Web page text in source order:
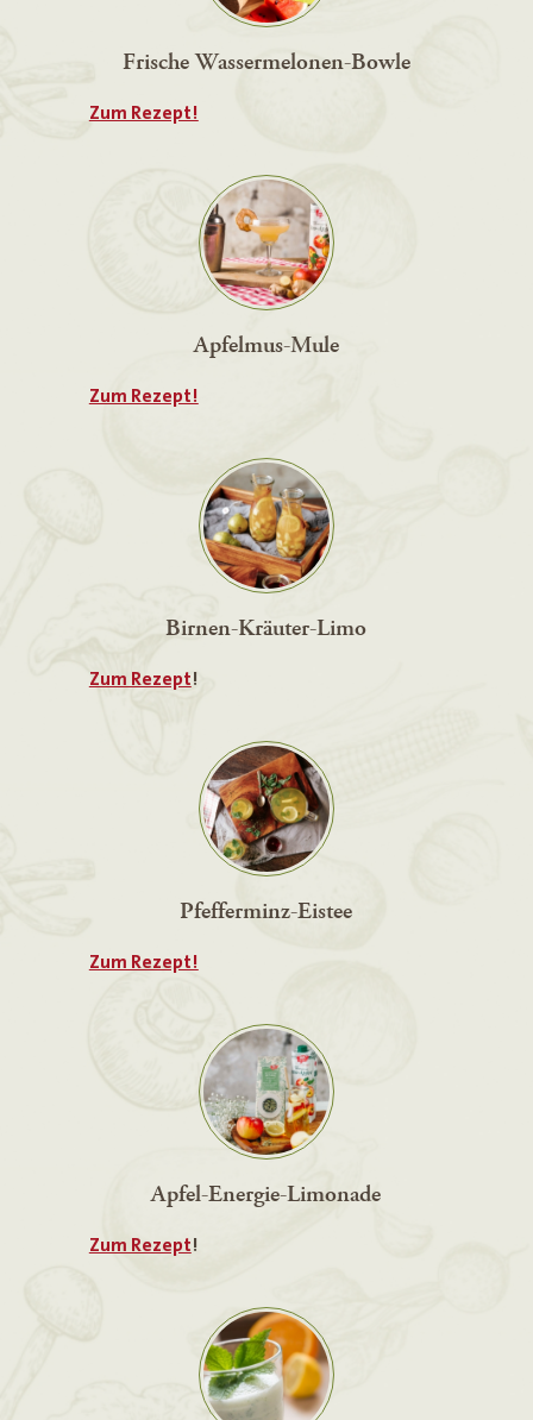
Frische Wassermelonen-Bowle
Zum Rezept!
Apfelmus-Mule
Zum Rezept!
Birnen-Kräuter-Limo
Zum Rezept!
Pfefferminz-Eistee
Zum Rezept!
Apfel-Energie-Limonade
Zum Rezept!